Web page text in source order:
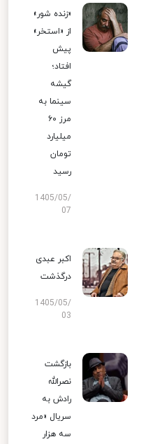
«زنده شور»
از «استخر»
پیش
افتاد؛
گیشه
سینما به
مرز ۶۰
میلیارد
تومان
رسید
1405/05/
07
اکبر عبدی
درگذشت
1405/05/
03
بازگشت
نصرالله
رادش به
سریال «مرد
سه هزار